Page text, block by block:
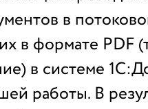
в
в формате PDF
в системе
работы. В